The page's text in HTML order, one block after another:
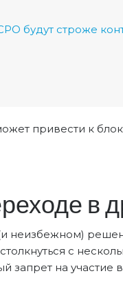
будут строже
привести к
в
неизбежном)
с
запрет на участие